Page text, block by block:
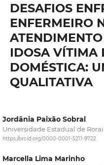
DESAFIOS
ENFERMEIRO
IDOSA VÍTIMA
DOMÉSTICA:
QUALITATIVA
Jordânia Paixão Sobral
Universidade Estadual de
https://orcid.org/0000-0001-5211-9722
Marcella Lima Marinho